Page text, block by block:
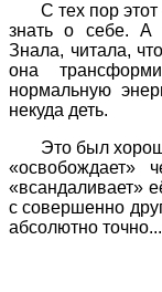
С тех пор этот
знать о себе. А
Знала, читала,
она
нормальную
некуда деть.
Это был
«освобождает»
«всандаливает»
с совершенно
абсолютно